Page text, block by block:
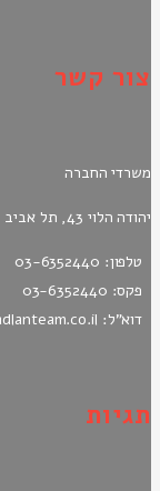
צור קשר
משרדי החברה
יהודה הלוי 43, תל אביב
טלפון: 03-6352440
פקס: 03-6352440
דוא"ל: info@nadlanteam.co.il
תגיות